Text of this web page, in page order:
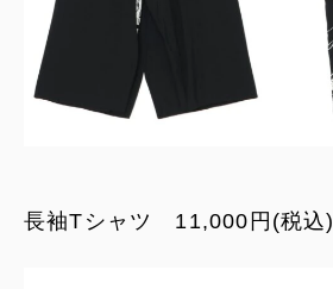
長袖Tシャツ 11,000円(税込)